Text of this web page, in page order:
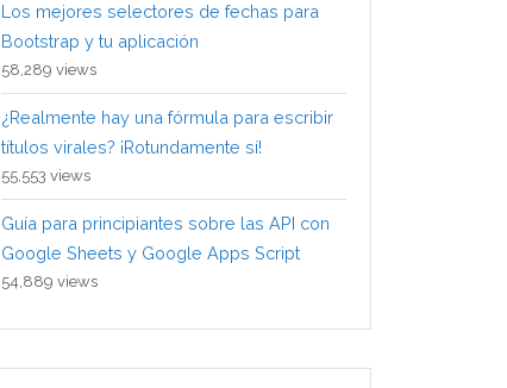
Los mejores selectores de fechas para
Bootstrap y tu aplicación
58,289 views
¿Realmente hay una fórmula para escribir
títulos virales? ¡Rotundamente sí!
55,553 views
Guía para principiantes sobre las API con
Google Sheets y Google Apps Script
54,889 views